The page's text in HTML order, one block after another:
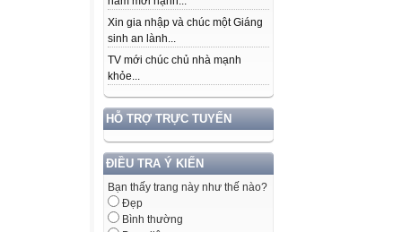
Xin gia nhập và chúc một Giáng
sinh an lành...
TV mới chúc chủ nhà mạnh
khỏe...
HỖ TRỢ TRỰC TUYẾN
ĐIỀU TRA Ý KIẾN
Bạn thấy trang này như thế nào?
Đẹp
Bình thường